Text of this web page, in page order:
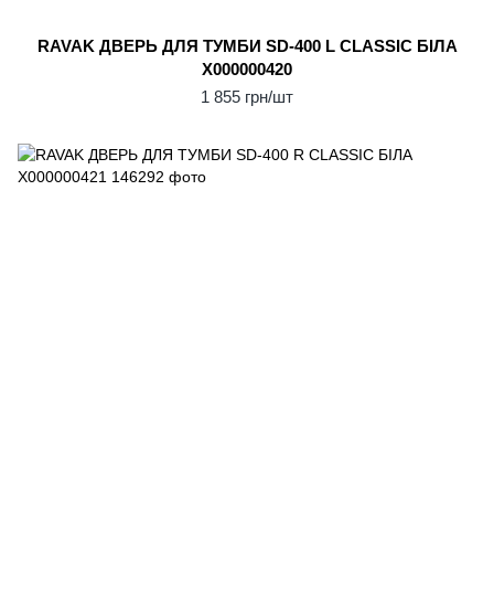
RAVAK ДВЕРЬ ДЛЯ ТУМБИ SD-400 L CLASSIC БІЛА
X000000420
1 855 грн/шт